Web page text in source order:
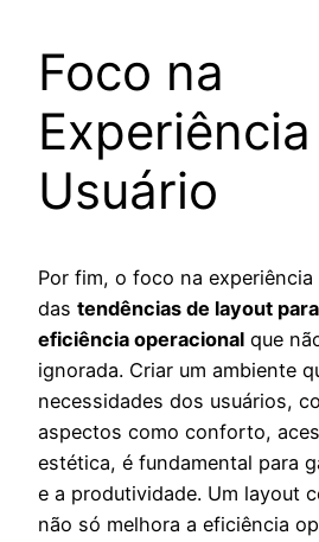
Foco na
Usuário
Por fim, o foco na experiência
das tendências de layout
eficiência operacional que
ignorada. Criar um ambiente
necessidades dos usuários,
aspectos como conforto,
estética, é fundamental para
e a produtividade. Um layout
não só melhora a eficiência